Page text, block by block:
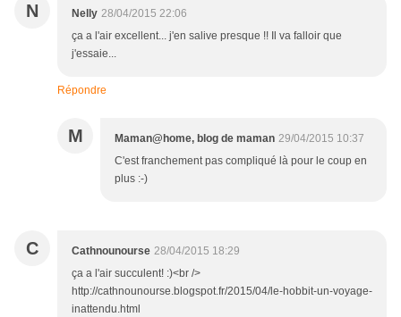
N Nelly 28/04/2015 22:06
ça a l'air excellent... j'en salive presque !! Il va falloir que
j'essaie...
Répondre
M Maman@home, blog de maman 29/04/2015 10:37
C'est franchement pas compliqué là pour le coup en
plus :-)
C Cathnounourse 28/04/2015 18:29
ça a l'air succulent! :)<br />
http://cathnounourse.blogspot.fr/2015/04/le-hobbit-un-voyage-
inattendu.html